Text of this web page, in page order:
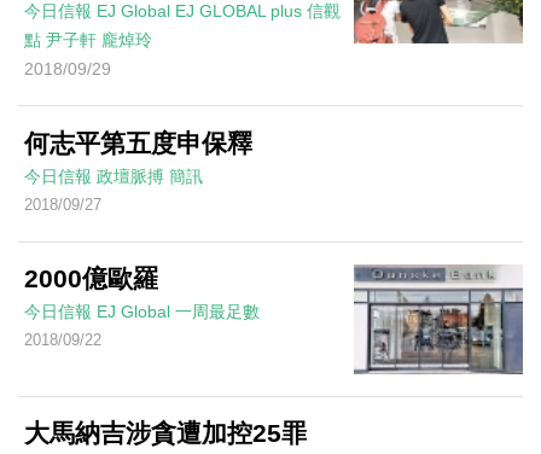
今日信報 EJ Global EJ GLOBAL plus 信觀
點 尹子軒 龐焯玲
2018/09/29
何志平第五度申保釋
今日信報 政壇脈搏 簡訊
2018/09/27
2000億歐羅
今日信報 EJ Global 一周最足數
2018/09/22
大馬納吉涉貪遭加控25罪